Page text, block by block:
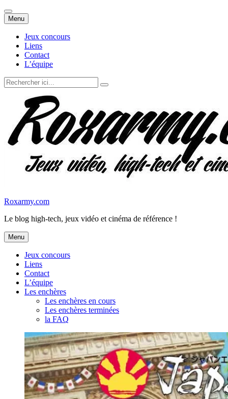
Menu Aller
au
contenu
Jeux concours
Liens
Contact
L’équipe
Recherche
pour
Roxarmy.com
Le blog high-tech, jeux vidéo et cinéma de référence !
Menu Aller
au
contenu
Jeux concours
Liens
Contact
L’équipe
Les enchères
Les enchères en cours
Les enchères terminées
la FAQ